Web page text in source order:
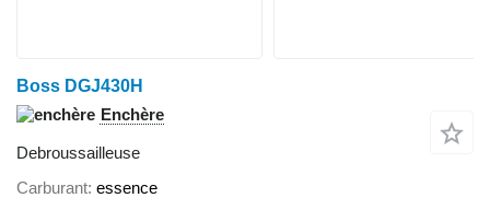
Boss DGJ430H
Enchère
Debroussailleuse
Carburant essence